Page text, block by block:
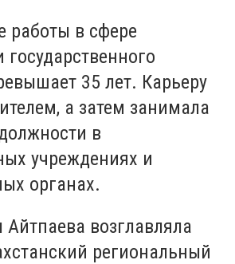
работы в сфере
35 лет. Карьеру
а затем занимала
в
учреждениях и
органах.
возглавляла
региональный